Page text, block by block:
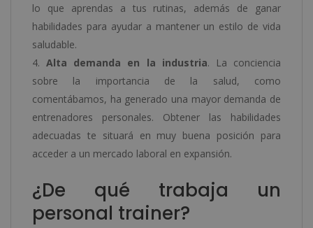
lo que aprendas a tus rutinas, además de ganar
habilidades para ayudar a mantener un estilo de vida
saludable.
Alta demanda en la industria. La conciencia
sobre la importancia de la salud, como
comentábamos, ha generado una mayor demanda de
entrenadores personales. Obtener las habilidades
adecuadas te situará en muy buena posición para
acceder a un mercado laboral en expansión.
¿De qué trabaja un
personal trainer?